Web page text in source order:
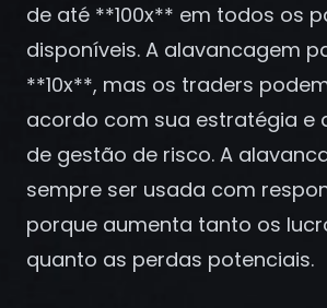
Entrar
Registrar-se
de até **100x** em todos os
disponíveis. A alavancagem
**10x**, mas os traders
acordo com sua estratégia e
de gestão de risco. A
sempre ser usada com
porque aumenta tanto os
quanto as perdas potenciais.